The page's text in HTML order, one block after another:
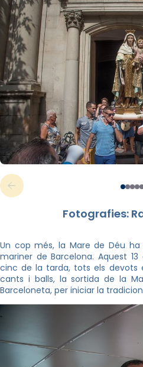
Fotografies:
Un cop més, la Mare de Déu
mariner de Barcelona. Aquest
cinc de la tarda, tots els devots
cants i balls, la sortida de la
Barceloneta, per iniciar la